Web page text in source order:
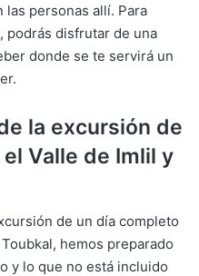
personas allí. Para
podrás disfrutar de una
donde se te servirá un
la excursión de
Valle de Imlil y
de un día completo
hemos preparado
y lo que no está incluido